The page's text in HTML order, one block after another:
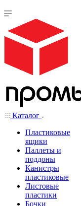
Каталог
Пластиковые
ящики
Паллеты и
поддоны
Канистры
пластиковые
Листовые
пластики
Бочки